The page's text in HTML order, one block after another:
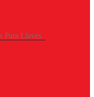
Para Llaves